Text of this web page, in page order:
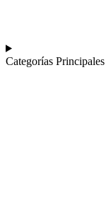
Categorías Principales​